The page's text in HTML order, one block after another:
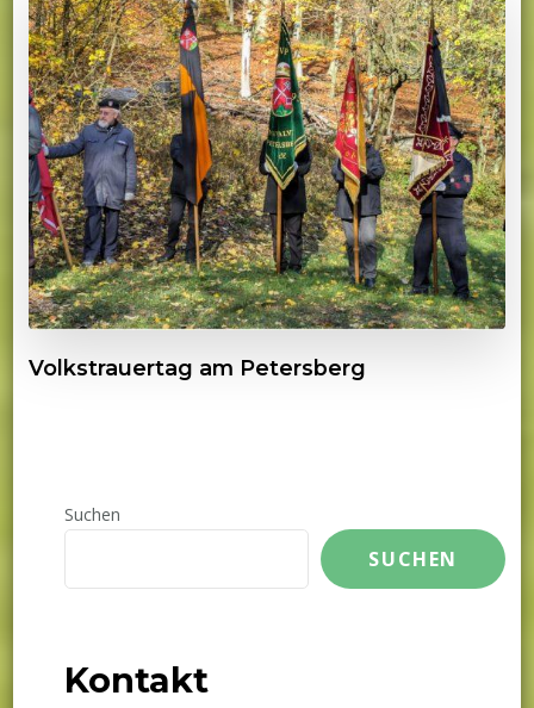
Volkstrauertag am Petersberg
Suchen
SUCHEN
Kontakt